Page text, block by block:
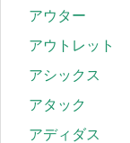
アウター
アウトレット
アシックス
アタック
アディダス